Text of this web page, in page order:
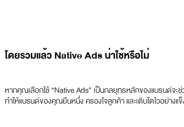
โดยรวมแล้ว Native Ads น่าใช้หรือไม่
หากคุณเลือกใช้ “Native Ads” เป็นกลยุทธหลักของแบรนด์จ
ทำให้แบรนด์ของคุณยืนหนึ่ง ครองใจลูกค้า และเติบโตไวอย่างแ